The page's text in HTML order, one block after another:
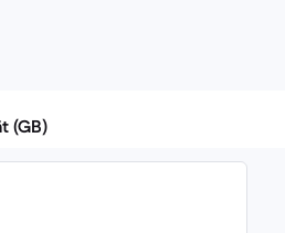
(GB)